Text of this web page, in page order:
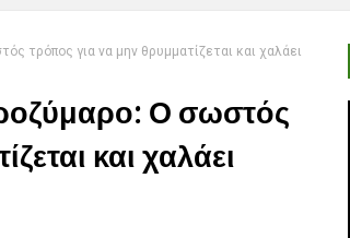
τρόπος για να μην θρυμματίζεται και χαλάει
Ο σωστός
και χαλάει